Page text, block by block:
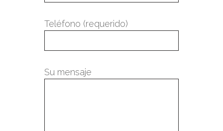
Teléfono (requerido)
Su mensaje